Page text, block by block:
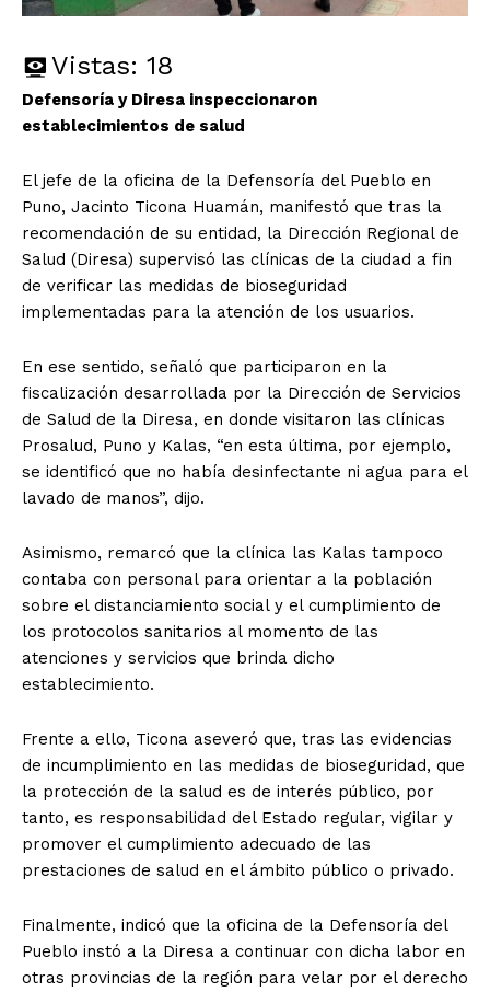
Vistas: 18
Defensoría y Diresa inspeccionaron
establecimientos de salud
El jefe de la oficina de la Defensoría del Pueblo en
Puno, Jacinto Ticona Huamán, manifestó que tras la
recomendación de su entidad, la Dirección Regional de
Salud (Diresa) supervisó las clínicas de la ciudad a fin
de verificar las medidas de bioseguridad
implementadas para la atención de los usuarios.
En ese sentido, señaló que participaron en la
fiscalización desarrollada por la Dirección de Servicios
de Salud de la Diresa, en donde visitaron las clínicas
Prosalud, Puno y Kalas, “en esta última, por ejemplo,
se identificó que no había desinfectante ni agua para el
lavado de manos”, dijo.
Asimismo, remarcó que la clínica las Kalas tampoco
contaba con personal para orientar a la población
sobre el distanciamiento social y el cumplimiento de
los protocolos sanitarios al momento de las
atenciones y servicios que brinda dicho
establecimiento.
Frente a ello, Ticona aseveró que, tras las evidencias
de incumplimiento en las medidas de bioseguridad, que
la protección de la salud es de interés público, por
tanto, es responsabilidad del Estado regular, vigilar y
promover el cumplimiento adecuado de las
prestaciones de salud en el ámbito público o privado.
Finalmente, indicó que la oficina de la Defensoría del
Pueblo instó a la Diresa a continuar con dicha labor en
otras provincias de la región para velar por el derecho